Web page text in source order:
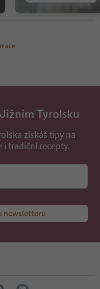
Tyrolsku
získáš tipy na
i tradiční recepty.
newsletteru